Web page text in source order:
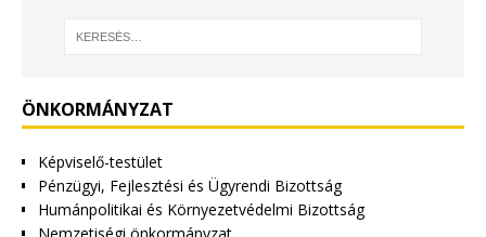
ÖNKORMÁNYZAT
Képviselő-testület
Pénzügyi, Fejlesztési és Ügyrendi Bizottság
Humánpolitikai és Környezetvédelmi Bizottság